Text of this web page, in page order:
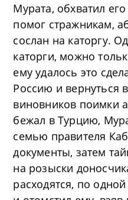
Мурата, обхватил
помог стражникам,
сослан на каторгу.
каторги, можно
ему удалось это
Россию и вернуться
виновников поимки
бежал в Турцию,
семью правителя
документы, затем
на розыски
расходятся, по